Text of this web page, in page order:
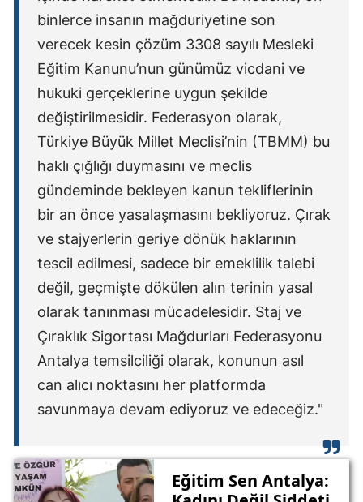
binlerce insanın mağduriyetine son
verecek kesin çözüm 3308 sayılı Mesleki
Eğitim Kanunu’nun günümüz vicdani ve
hukuki gerçeklerine uygun şekilde
değiştirilmesidir. Federasyon olarak,
Türkiye Büyük Millet Meclisi’nin (TBMM) bu
haklı çığlığı duymasını ve meclis
gündeminde bekleyen kanun tekliflerinin
bir an önce yasalaşmasını bekliyoruz. Çırak
ve stajyerlerin geriye dönük haklarının
tescil edilmesi, sadece bir emeklilik talebi
değil, geçmişte dökülen alın terinin yasal
olarak tanınması mücadelesidir. Staj ve
Çıraklık Sigortası Mağdurları Federasyonu
Antalya temsilciliği olarak, konunun asıl
can alıcı noktasını her platformda
savunmaya devam ediyoruz ve edeceğiz."
Eğitim Sen Antalya: